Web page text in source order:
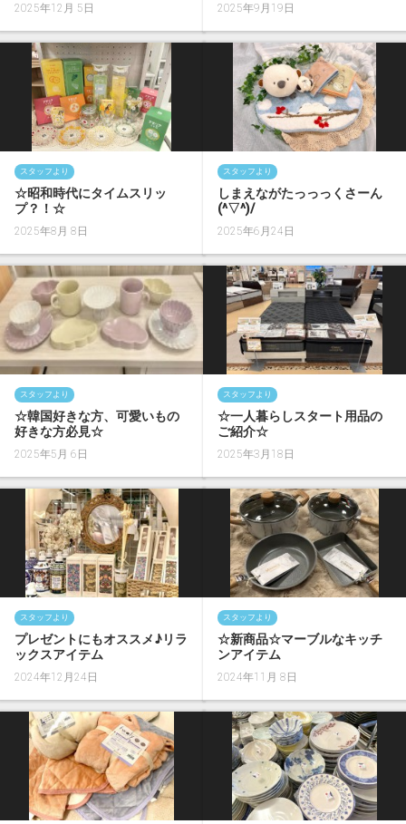
2025年12月 5日 2025年9月19日
スタッフより
☆昭和時代にタイムスリッ
プ？！☆
2025年8月 8日
スタッフより
しまえながたっっっくさーん
(^▽^)/
2025年6月24日
スタッフより
☆韓国好きな方、可愛いもの
好きな方必見☆
2025年5月 6日
スタッフより
☆一人暮らしスタート用品の
ご紹介☆
2025年3月18日
スタッフより
プレゼントにもオススメ♪リラ
ックスアイテム
2024年12月24日
スタッフより
☆新商品☆マーブルなキッチ
ンアイテム
2024年11月 8日